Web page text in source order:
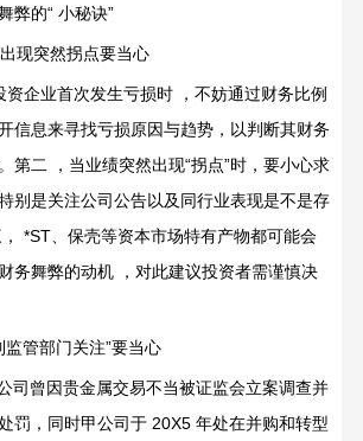
弊的“ 小秘诀”
出现突然拐点要当心
资企业首次发生亏损时
，不妨通过财务比例
信息来寻找亏损原因与趋势，以判断其财务
第二
，当业绩突然出现“拐点”时，要小心求
别是关注公司公告以及同行业表现是不是存
*ST、保壳等资本市场特有产物都可能会
务舞弊的动机
，对此建议投资者需谨慎决
监管部门关注”要当心
司曾因贵金属交易不当被证监会立案调查并
罚，同时甲公司于20X5 年处在并购和转型